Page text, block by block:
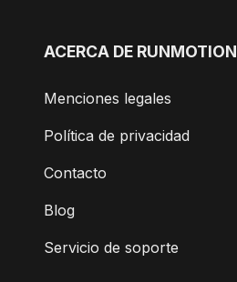
ACERCA DE RUNMOTION
Menciones legales
Política de privacidad
Contacto
Blog
Servicio de soporte